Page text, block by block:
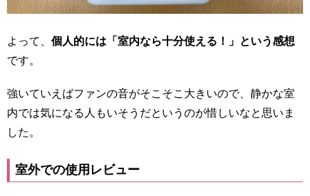
よって、 個人的には「室内なら十分使える！」という感想
です。
強いていえばファンの音がそこそこ大きいので、静かな室
内では気になる人もいそうだというのが惜しいなと思いま
した。
室外での使用レビュー